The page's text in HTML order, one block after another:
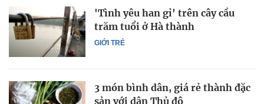
GIỚI TRẺ
'Tình yêu han gỉ' trên cây cầu
trăm tuổi ở Hà thành
3 món bình dân, giá rẻ thành đặc
sản với dân Thủ đô